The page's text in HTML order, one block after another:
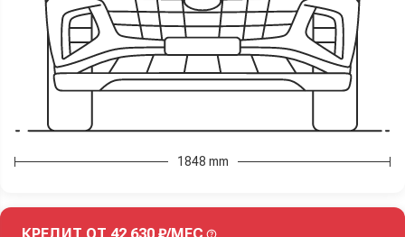
1848 mm